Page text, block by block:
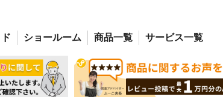
ショールーム 商品一覧 サービス一覧